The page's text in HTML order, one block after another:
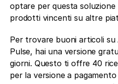
optare per questa
prodotti vincenti su altre
Per trovare buoni articoli su
Pulse, hai una versione
giorni. Questo ti offre 40
per la versione a